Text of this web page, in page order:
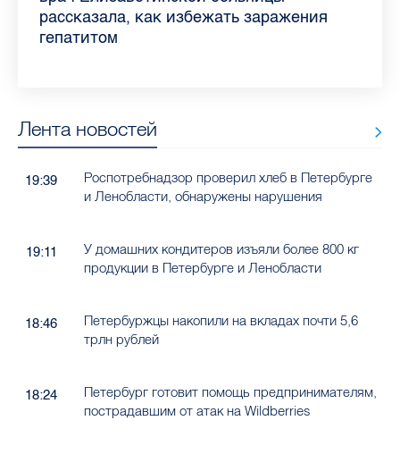
Ленобласти во II квартале 2026 года
рассказала, как избежать заражения
гепатитом
конкурс
работающих родителей
главные вопросы о заболевании
в жару
Лента новостей
19:39
Роспотребнадзор проверил хлеб в Петербурге
и Ленобласти, обнаружены нарушения
19:11
У домашних кондитеров изъяли более 800 кг
продукции в Петербурге и Ленобласти
18:46
Петербуржцы накопили на вкладах почти 5,6
трлн рублей
18:24
Петербург готовит помощь предпринимателям,
пострадавшим от атак на Wildberries